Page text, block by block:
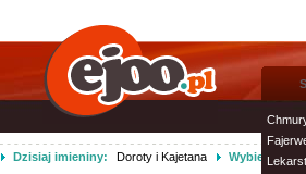
Dzisiaj imieniny: Doroty i Kajetana Wybierz